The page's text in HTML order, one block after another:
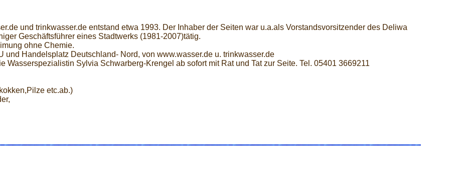
und trinkwasser.de entstand etwa 1993. Der Inhaber der Seiten war u.a.als Vorstandsvorsitzender des Deliwa
Geschäftsführer eines Stadtwerks (1981-2007)tätig.
ohne Chemie.
und Handelsplatz Deutschland- Nord, von www.wasser.de u. trinkwasser.de
Wasserspezialistin Sylvia Schwarberg-Krengel ab sofort mit Rat und Tat zur Seite. Tel. 05401 3669211
etc.ab.)